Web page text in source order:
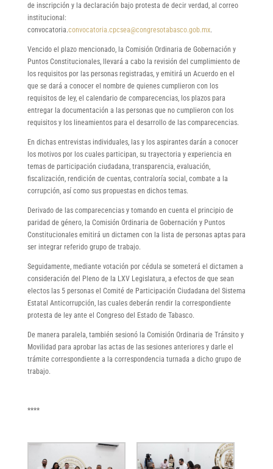
de inscripción y la declaración bajo protesta de decir verdad, al correo
institucional:
convocatoria.convocatoria.cpcsea@congresotabasco.gob.mx.
Vencido el plazo mencionado, la Comisión Ordinaria de Gobernación y
Puntos Constitucionales, llevará a cabo la revisión del cumplimiento de
los requisitos por las personas registradas, y emitirá un Acuerdo en el
que se dará a conocer el nombre de quienes cumplieron con los
requisitos de ley, el calendario de comparecencias, los plazos para
entregar la documentación a las personas que no cumplieron con los
requisitos y los lineamientos para el desarrollo de las comparecencias.
En dichas entrevistas individuales, las y los aspirantes darán a conocer
los motivos por los cuales participan, su trayectoria y experiencia en
temas de participación ciudadana, transparencia, evaluación,
fiscalización, rendición de cuentas, contraloría social, combate a la
corrupción, así como sus propuestas en dichos temas.
Derivado de las comparecencias y tomando en cuenta el principio de
paridad de género, la Comisión Ordinaria de Gobernación y Puntos
Constitucionales emitirá un dictamen con la lista de personas aptas para
ser integrar referido grupo de trabajo.
Seguidamente, mediante votación por cédula se someterá el dictamen a
consideración del Pleno de la LXV Legislatura, a efectos de que sean
electos las 5 personas el Comité de Participación Ciudadana del Sistema
Estatal Anticorrupción, las cuales deberán rendir la correspondiente
protesta de ley ante el Congreso del Estado de Tabasco.
De manera paralela, también sesionó la Comisión Ordinaria de Tránsito y
Movilidad para aprobar las actas de las sesiones anteriores y darle el
trámite correspondiente a la correspondencia turnada a dicho grupo de
trabajo.
****